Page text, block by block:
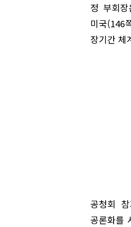
정 부회
미국(146
장기간 체
공청회
공론화를